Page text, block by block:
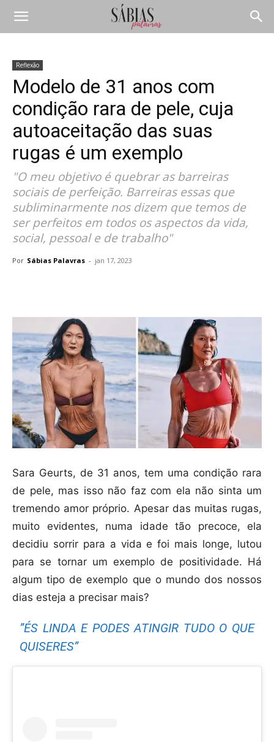
Reflexão
Modelo de 31 anos com
condição rara de pele, cuja
autoaceitação das suas
rugas é um exemplo
"O meu objetivo é quebrar as barreiras
sociais de perfeição. Barreiras essas que
subliminarmente nos dizem que temos de
ser perfeitos em todos os aspectos da vida,
social, pessoal e de trabalho"
Por Sábias Palavras - jan 17, 2023
Sara Geurts, de 31 anos, tem uma condição rara
de pele, mas isso não faz com ela não sinta um
tremendo amor próprio. Apesar das muitas rugas,
muito evidentes, numa idade tão precoce, ela
decidiu sorrir para a vida e foi mais longe, lutou
para se tornar um exemplo de positividade. Há
algum tipo de exemplo que o mundo dos nossos
dias esteja a precisar mais?
”ÉS LINDA E PODES ATINGIR TUDO O QUE
QUISERES”